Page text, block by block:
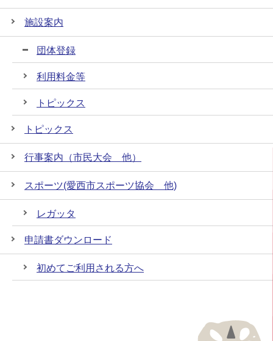
施設案内
団体登録
利用料金等
トピックス
トピックス
行事案内（市民大会 他）
スポーツ(愛西市スポーツ協会 他)
レガッタ
申請書ダウンロード
初めてご利用される方へ